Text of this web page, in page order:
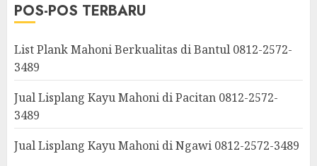
POS-POS TERBARU
List Plank Mahoni Berkualitas di Bantul 0812-2572-
3489
Jual Lisplang Kayu Mahoni di Pacitan 0812-2572-
3489
Jual Lisplang Kayu Mahoni di Ngawi 0812-2572-3489